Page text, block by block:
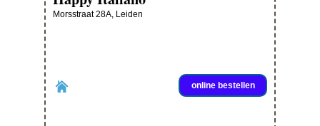
Morsstraat 28A, Leiden
online bestellen